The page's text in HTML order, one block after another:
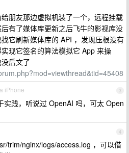
朋友那边虚拟机装了一个，远程挂载
有了媒体库更新之后飞牛的影视库没
它刷新媒体库的 API ，发现压根没有
现它签名的算法模拟它 App 来操
后文了
3
iPhone
实践，听说过 OpenAI 吗，可太 Open
4
trim/nginx/logs/access.log ，可以借